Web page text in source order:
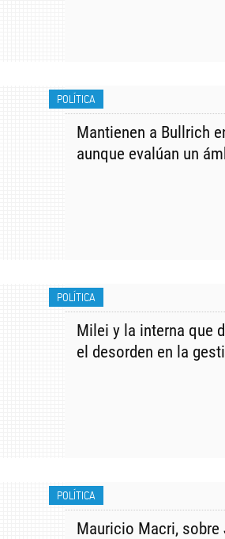
POLÍTICA
Mantienen a Bullrich
aunque evalúan un
POLÍTICA
Milei y la interna que
el desorden en la
POLÍTICA
Mauricio Macri, sobre